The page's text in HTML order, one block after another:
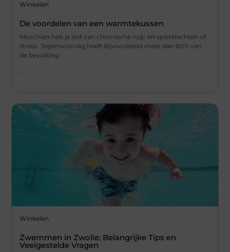
Winkelen
De voordelen van een warmtekussen
Misschien heb je last van chronische rug- en spierklachten of
stress. Tegenwoordig heeft bijvoorbeeld meer dan 80% van
de bevolking
Winkelen
Zwemmen in Zwolle: Belangrijke Tips en
Veelgestelde Vragen